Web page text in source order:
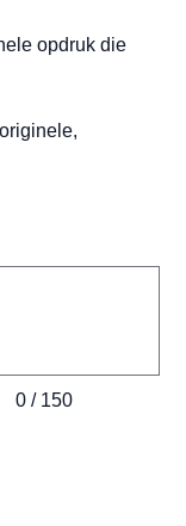
opdruk die
0 / 150